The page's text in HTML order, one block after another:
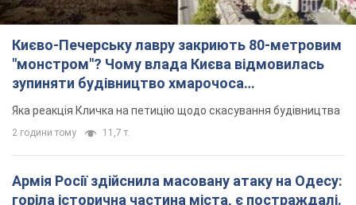
Києво-Печерську лавру закриють 80-метровим
"монстром"? Чому влада Києва відмовилась
зупиняти будівництво хмарочоса
"московського вірянина"
Яка реакція Кличка на петицію щодо скасування будівництва
2 години тому 11,7 т.
Армія Росії здійснила масовану атаку на Одесу:
горіла історична частина міста, є постраждалі.